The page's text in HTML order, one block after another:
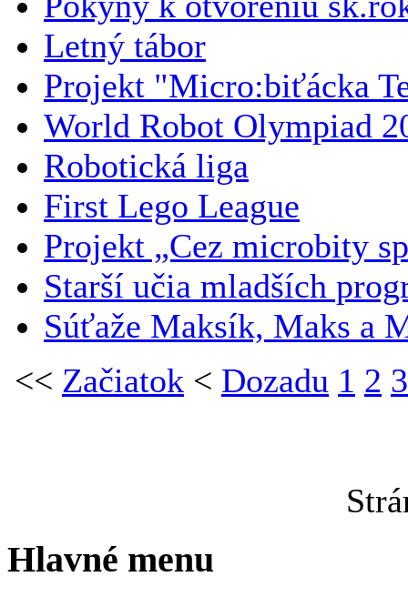
Letný tábor
Projekt "Micro:biťácka
World Robot Olympiad
Robotická liga
First Lego League
Projekt „Cez microbity
Starší učia mladších
Súťaže Maksík, Maks a
<< Začiatok < Dozadu 1 2 3
Hlavné menu